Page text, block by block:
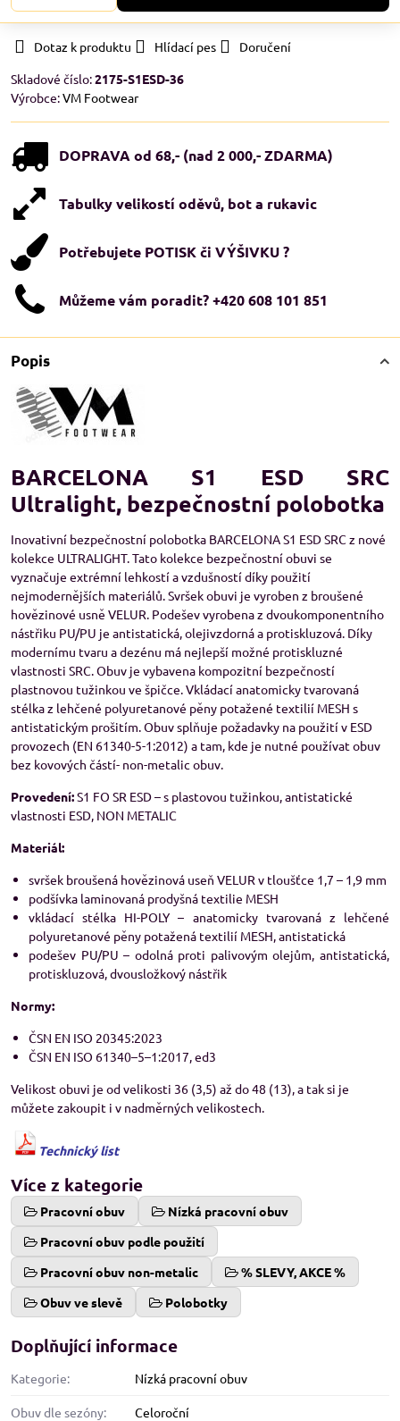
Dotaz k produktu Hlídací pes
Doručení
Skladové číslo:2175-S1ESD-36
Výrobce:VM Footwear
DOPRAVA od 68,- (nad 2 000,- ZDARMA)
Tabulky velikostí oděvů, bot a rukavic
Potřebujete POTISK či VÝŠIVKU ?
Můžeme vám poradit? +420 608 101 851
Popis
BARCELONA S1 ESD SRC
Ultralight, bezpečnostní polobotka
Inovativní bezpečnostní polobotka BARCELONA S1 ESD SRC z nové
kolekce ULTRALIGHT. Tato kolekce bezpečnostní obuvi se
vyznačuje extrémní lehkostí a vzdušností díky použití
nejmodernějších materiálů. Svršek obuvi je vyroben z broušené
hovězinové usně VELUR. Podešev vyrobena z dvoukomponentního
nástřiku PU/PU je antistatická, olejivzdorná a protiskluzová. Díky
modernímu tvaru a dezénu má nejlepší možné protiskluzné
vlastnosti SRC. Obuv je vybavena kompozitní bezpečností
plastnovou tužinkou ve špičce. Vkládací anatomicky tvarovaná
stélka z lehčené polyuretanové pěny potažené textilií MESH s
antistatickým prošitím. Obuv splňuje požadavky na použití v ESD
provozech (EN 61340-5-1:2012) a tam, kde je nutné používat obuv
bez kovových částí- non-metalic obuv.
Provedení:S1 FO SR ESD – s plastovou tužinkou, antistatické
vlastnosti ESD, NON METALIC
Materiál:
svršek broušená hovězinová useň VELUR v tloušťce 1,7 – 1,9 mm
podšívka laminovaná prodyšná textilie MESH
vkládací stélka HI-POLY – anatomicky tvarovaná z lehčené
polyuretanové pěny potažená textilií MESH, antistatická
podešev PU/PU – odolná proti palivovým olejům, antistatická,
protiskluzová, dvousložkový nástřik
Normy:
ČSN EN ISO 20345:2023
ČSN EN ISO 61340–5–1:2017, ed3
Velikost obuvi je od velikosti 36 (3,5) až do 48 (13), a tak si je
můžete zakoupit i v nadměrných velikostech.
Technický list
Více z kategorie
Pracovní obuv
Nízká pracovní obuv
Pracovní obuv podle použití
Pracovní obuv non-metalic
% SLEVY, AKCE %
Obuv ve slevě
Polobotky
Doplňující informace
Kategorie: Nízká pracovní obuv
Obuv dle sezóny: Celoroční